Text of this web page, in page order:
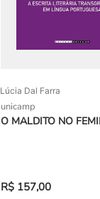
Lúcia Dal Farra
unicamp
O MALDITO NO
R$ 157,00